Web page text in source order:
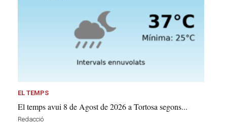
EL TEMPS
El temps avui 8 de Agost de 2026 a Tortosa segons...
Redacció